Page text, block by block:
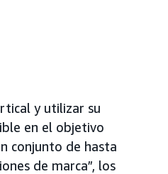
y utilizar su
en el objetivo
conjunto de hasta
de marca”, los